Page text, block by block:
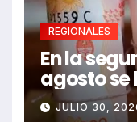
REGIONALES
En la
agosto
paritarias
JULIO 30,